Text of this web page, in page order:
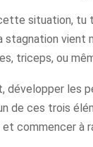
situation, tu
stagnation vient
triceps, ou
développer les
de ces trois
commencer à